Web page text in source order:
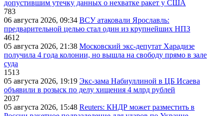
допустившим утечку данных о нехватке ракет у США
783
06 августа 2026, 09:34 ВСУ атаковали Ярославль:
предварительной целью стал один из крупнейших НПЗ
4612
05 августа 2026, 21:38 Московский экс-депутат Харадизе
получила 4 года колонии, но вышла на свободу прямо в зале
суда
1513
05 августа 2026, 19:19 Экс-зама Набиуллиной в ЦБ Исаева
объявили в розыск по делу хищения 4 млрд рублей
2037
05 августа 2026, 15:48 Reuters: КНДР может разместить в